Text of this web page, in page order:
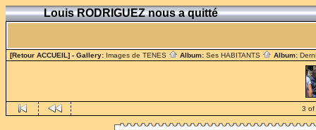
Louis RODRIGUEZ nous a quitté
[Retour ACCUEIL] - Gallery: Images de TENES Album: Ses HABITANTS Album:
3 of